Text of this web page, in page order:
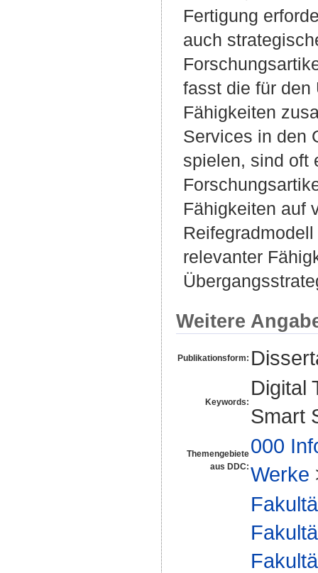
Fertigung
auch
fasst die für den
Fähigkeiten
Services in den
spielen, sind oft
Fähigkeiten auf
relevanter
Weitere
Publikationsform:
Keywords:
Digital
Smart
Themengebiete
aus DDC:
000
Werke